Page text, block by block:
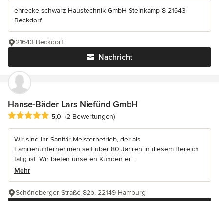
ehrecke-schwarz Haustechnik GmbH Steinkamp 8 21643
Beckdorf
Nachricht
21643 Beckdorf
Hanse-Bäder Lars Niefünd GmbH
Durchschnittliche Bewertung: 5 von 5 Sternen
5,0 (2 Bewertungen)
Wir sind Ihr Sanitär Meisterbetrieb, der als
Familienunternehmen seit über 80 Jahren in diesem Bereich
tätig ist. Wir bieten unseren Kunden ei...
Mehr
Schöneberger Straße 82b, 22149 Hamburg